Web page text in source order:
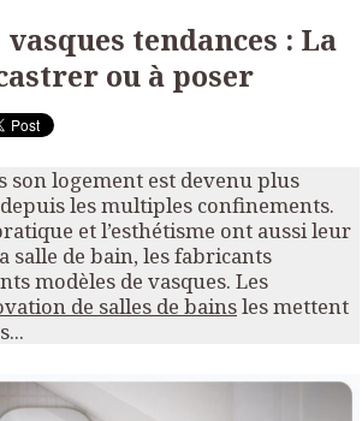
tendances : La
ou à poser
son logement est devenu plus
les multiples confinements.
et l’esthétisme ont aussi leur
salle de bain, les fabricants
modèles de vasques. Les
de salles de bainsles mettent